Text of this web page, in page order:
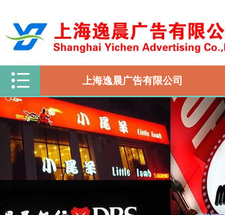
上海逸晨广告有限公司